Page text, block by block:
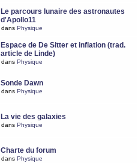
Le parcours lunaire des astronautes
d'Apollo11
dans Physique
Espace de De Sitter et inflation (trad.
article de Linde)
dans Physique
Sonde Dawn
dans Physique
La vie des galaxies
dans Physique
Charte du forum
dans Physique